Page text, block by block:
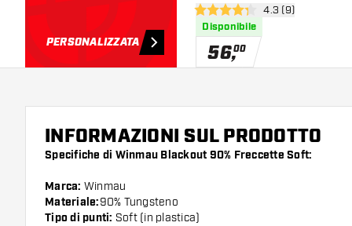
PERSONALIZZATA
apri pannello
4.3 stelle di valutazione
4.3 (9)
Disponibile
56,00
INFORMAZIONI SUL PRODOTTO
Specifiche di Winmau Blackout 90% Freccette Soft:
Marca: Winmau
Materiale:90% Tungsteno
Tipo di punti: Soft (in plastica)